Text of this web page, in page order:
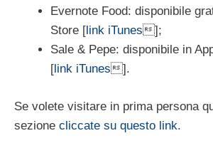
Evernote Food: disponibile
Store [link iTunes ];
Sale & Pepe: disponibile in
[link iTunes ].
Se volete visitare in prima persona
sezione cliccate su questo link.